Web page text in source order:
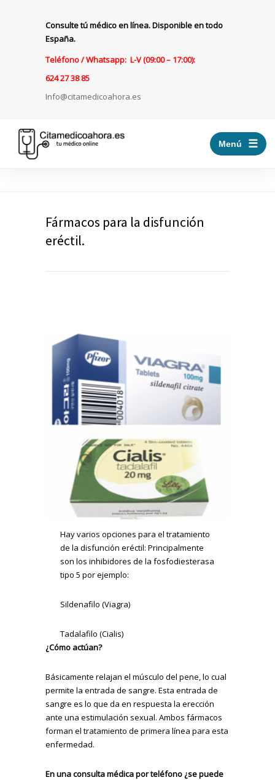
Consulte tú médico en línea. Disponible en todo
España.
Teléfono / Whatsapp: L-V (09:00 – 17:00):
624 27 38 85
Info@citamedicoahora.es
Menú ☰
Fármacos para la disfunción
eréctil.
Hay varios opciones para el tratamiento
de la disfunción eréctil: Principalmente
son los inhibidores de la fosfodiesterasa
tipo 5 por ejemplo:
Sildenafilo (Viagra)
Tadalafilo (Cialis)
¿Cómo actúan?
Básicamente relajan el músculo del pene, lo cual
permite la entrada de sangre. Esta entrada de
sangre es lo que da en respuesta la erección
ante una estimulación sexual. Ambos fármacos
forman el tratamiento de primera línea para esta
enfermedad.
En una consulta médica por teléfono ¿se puede